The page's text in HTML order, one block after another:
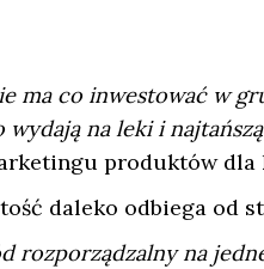
ma co inwestować w
na leki i
produktów dla
daleko odbiega od
rozporządzalny na